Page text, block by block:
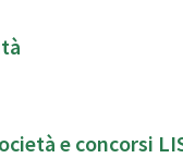
e concorsi